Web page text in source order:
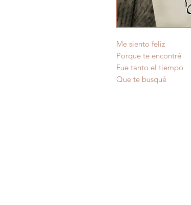
Me siento feliz
Porque te encontré
Fue tanto el tiempo
Que te busqué